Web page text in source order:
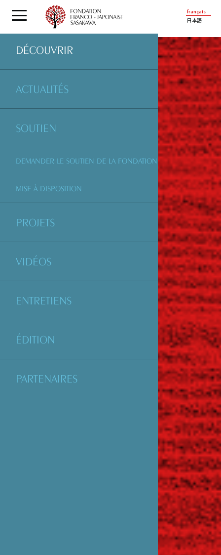
français
日本語
DÉCOUVRIR
ACTUALITÉS
SOUTIEN
DEMANDER LE SOUTIEN DE LA FONDATION
MISE À DISPOSITION
PROJETS
VIDÉOS
ENTRETIENS
ÉDITION
PARTENAIRES